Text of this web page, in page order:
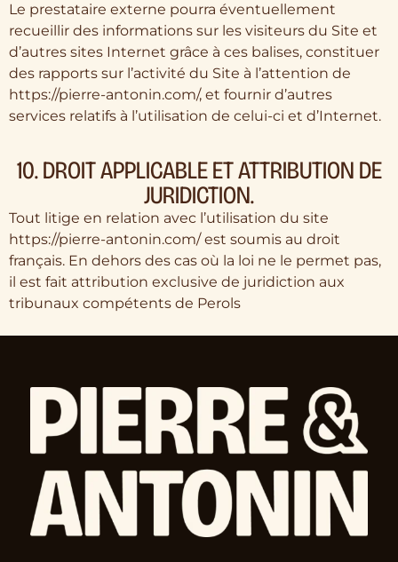
Le prestataire externe pourra éventuellement
recueillir des informations sur les visiteurs du Site et
d’autres sites Internet grâce à ces balises, constituer
des rapports sur l’activité du Site à l’attention de
https://pierre-antonin.com/, et fournir d’autres
services relatifs à l’utilisation de celui-ci et d’Internet.
10. DROIT APPLICABLE ET ATTRIBUTION DE
JURIDICTION.
Tout litige en relation avec l’utilisation du site
https://pierre-antonin.com/ est soumis au droit
français. En dehors des cas où la loi ne le permet pas,
il est fait attribution exclusive de juridiction aux
tribunaux compétents de Perols